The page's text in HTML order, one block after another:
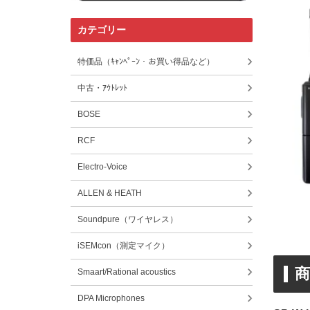
カテゴリー
特価品（ｷｬﾝﾍﾟｰﾝ・お買い得品など）
中古・ｱｳﾄﾚｯﾄ
BOSE
RCF
Electro-Voice
ALLEN & HEATH
Soundpure（ワイヤレス）
iSEMcon（測定マイク）
Smaart/Rational acoustics
DPA Microphones